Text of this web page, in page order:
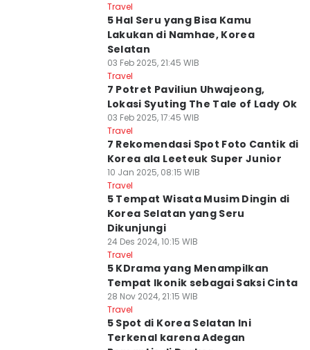
Travel
5 Hal Seru yang Bisa Kamu
Lakukan di Namhae, Korea
Selatan
03 Feb 2025, 21:45 WIB
Travel
7 Potret Paviliun Uhwajeong,
Lokasi Syuting The Tale of Lady Ok
03 Feb 2025, 17:45 WIB
Travel
7 Rekomendasi Spot Foto Cantik di
Korea ala Leeteuk Super Junior
10 Jan 2025, 08:15 WIB
Travel
5 Tempat Wisata Musim Dingin di
Korea Selatan yang Seru
Dikunjungi
24 Des 2024, 10:15 WIB
Travel
5 KDrama yang Menampilkan
Tempat Ikonik sebagai Saksi Cinta
28 Nov 2024, 21:15 WIB
Travel
5 Spot di Korea Selatan Ini
Terkenal karena Adegan